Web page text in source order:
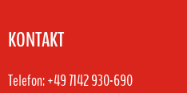
KONTAKT
Telefon: +49 7142 930-690